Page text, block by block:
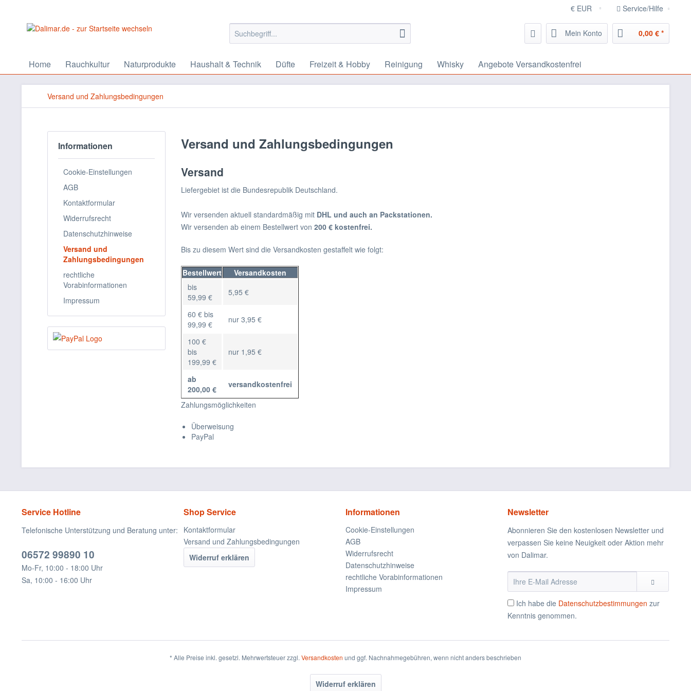
Service/Hilfe
Mein Konto 0,00 € *
Home Rauchkultur Naturprodukte Haushalt & Technik Düfte Freizeit & Hobby Reinigung Whisky Angebote Versandkostenfrei
Versand und Zahlungsbedingungen
Informationen
Cookie-Einstellungen
AGB
Kontaktformular
Widerrufsrecht
Datenschutzhinweise
Versand und
Zahlungsbedingungen
rechtliche
Vorabinformationen
Impressum
Versand und Zahlungsbedingungen
Versand
Liefergebiet ist die Bundesrepublik Deutschland.
Wir versenden aktuell standardmäßig mit DHL und auch an Packstationen.
Wir versenden ab einem Bestellwert von 200 € kostenfrei.
Bis zu diesem Wert sind die Versandkosten gestaffelt wie folgt:
Bestellwert
Versandkosten
bis
59,99 €
5,95 €
60 € bis
99,99 €
nur 3,95 €
100 €
bis
199,99 €
nur 1,95 €
ab
200,00 €
versandkostenfrei
Zahlungsmöglichkeiten
Überweisung
PayPal
Service Hotline
Telefonische Unterstützung und Beratung unter:
06572 99890 10
Mo-Fr, 10:00 - 18:00 Uhr
Sa, 10:00 - 16:00 Uhr
Shop Service
Kontaktformular
Versand und Zahlungsbedingungen
Widerruf erklären
Informationen
Cookie-Einstellungen
AGB
Widerrufsrecht
Datenschutzhinweise
rechtliche Vorabinformationen
Impressum
Newsletter
Abonnieren Sie den kostenlosen Newsletter und
verpassen Sie keine Neuigkeit oder Aktion mehr
von Dalimar.
Ich habe die Datenschutzbestimmungen zur
Kenntnis genommen.
* Alle Preise inkl. gesetzl. Mehrwertsteuer zzgl. Versandkosten und ggf. Nachnahmegebühren, wenn nicht anders beschrieben
Widerruf erklären